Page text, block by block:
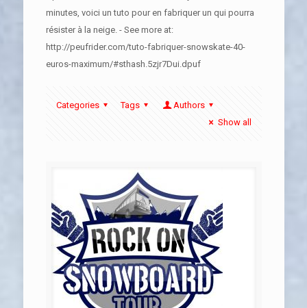
minutes, voici un tuto pour en fabriquer un qui pourra
résister à la neige. - See more at:
http://peufrider.com/tuto-fabriquer-snowskate-40-
euros-maximum/#sthash.5zjr7Dui.dpuf
Categories Tags
Authors
Show all